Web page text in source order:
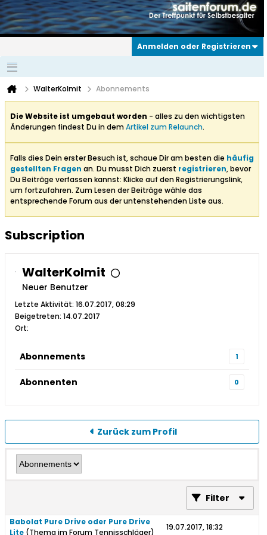
Anmelden oder Registrieren
WalterKolmit Abonnements
Die Website ist umgebaut worden - alles zu den wichtigsten
Änderungen findest Du in demArtikel zum Relaunch.
Falls dies Dein erster Besuch ist, schaue Dir am besten die häufig
gestellten Fragen an. Du musst Dich zuerst registrieren, bevor
Du Beiträge verfassen kannst: Klicke auf den Registrierungslink,
um fortzufahren. Zum Lesen der Beiträge wähle das
entsprechende Forum aus der untenstehenden Liste aus.
Subscription
WalterKolmit
Neuer Benutzer
Letzte Aktivität: 16.07.2017, 08:29
Beigetreten: 14.07.2017
Ort:
Abonnements 1
Abonnenten 0
Zurück zum Profil
Filter
Babolat Pure Drive oder Pure Drive
Lite (Thema im Forum Tennisschläger)
19.07.2017, 18:32